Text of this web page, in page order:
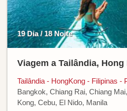
19 Dia / 18 Noite
Viagem a Tailândia,
Tailândia - HongKong - Filipinas -
Bangkok, Chiang Rai, Chiang
Kong, Cebu, El Nido, Manila